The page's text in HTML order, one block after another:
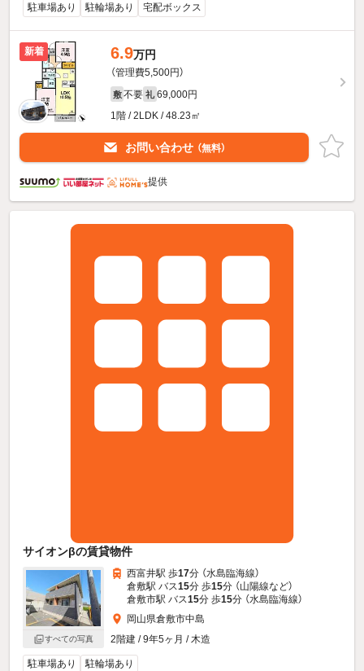
駐車場あり 駐輪場あり 宅配ボックス
新着 6.9万円
（管理費5,500円）
敷 不要 礼 69,000円
1階 / 2LDK / 48.23㎡
お問い合わせ （無料）
提供
サイオンβの賃貸物件
すべての写真
西富井駅 歩17分 （水島臨海線）
倉敷駅 バス15分 歩15分 （山陽線など）
倉敷市駅 バス15分 歩15分 （水島臨海線）
岡山県倉敷市中島
2階建 / 9年5ヶ月 / 木造
駐車場あり 駐輪場あり